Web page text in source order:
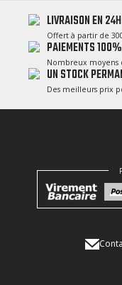
LIVRAISON EN
Offert à partir de
PAIEMENTS
Nombreux
UN STOCK
Des meilleurs prix